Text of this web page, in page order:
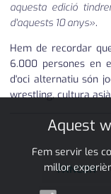
aquesta edició
d'aquests 10 anys».
Hem de recordar
6.000 persones en
d'oci alternatiu són
wrestling, cultura
FANCON
Aquest
Fem servir les
millor